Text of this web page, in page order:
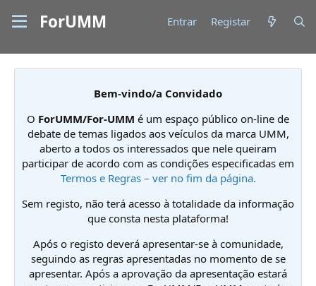
ForUMM Entrar Registar
Bem-vindo/a Convidado
O ForUMM/For-UMM é um espaço público on-line de
debate de temas ligados aos veículos da marca UMM,
aberto a todos os interessados que nele queiram
participar de acordo com as condições especificadas em
Termos e Regras – ver no fim da página.
Sem registo, não terá acesso à totalidade da informação
que consta nesta plataforma!
Após o registo deverá apresentar-se à comunidade,
seguindo as regras apresentadas no momento de se
apresentar. Após a aprovação da apresentação estará